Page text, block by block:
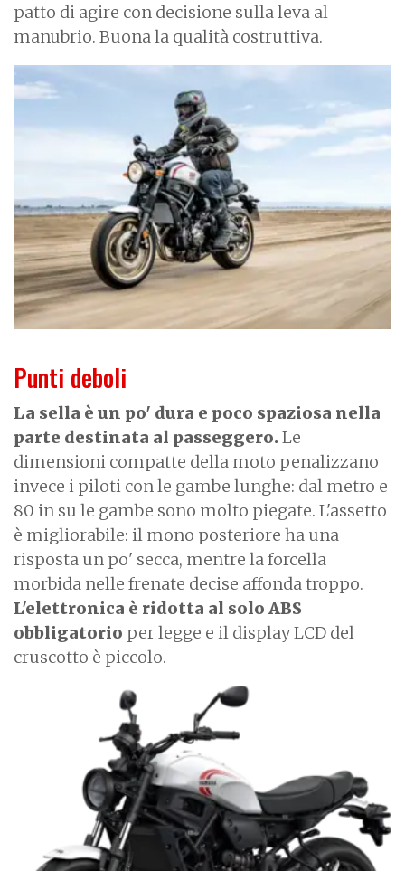
patto di agire con decisione sulla leva al
manubrio. Buona la qualità costruttiva.
I
m
a
Punti deboli
La sella è un po' dura e poco spaziosa nella
parte destinata al passeggero. Le
dimensioni compatte della moto penalizzano
invece i piloti con le gambe lunghe: dal metro e
80 in su le gambe sono molto piegate. L'assetto
è migliorabile: il mono posteriore ha una
risposta un po' secca, mentre la forcella
morbida nelle frenate decise affonda troppo.
L'elettronica è ridotta al solo ABS
obbligatorio per legge e il display LCD del
cruscotto è piccolo.